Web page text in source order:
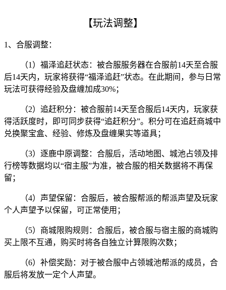
【玩法调整】
1、 合服调整：
（1）福泽追赶状态：被合服服务器在合服前14天至合服
后14天内，玩家将获得“福泽追赶”状态。在此期间，参与日常
玩法可获得经验及盘缠加成30%；
（2）追赶积分：被合服前14天至合服后14天内，玩家获
得活跃度时，即可同步获得“追赶积分”。积分可在追赶商城中
兑换聚宝盒、经验、修炼及盘缠果实等道具；
（3）逐鹿中原调整：合服后，活动地图、城池占领及排
行榜等数据均以“宿主服”为准，被合服的相关数据将不再保
留；
（4） 声望保留：合服后，被合服帮派的帮派声望及玩家
个人声望予以保留，可正常使用；
（5） 商城限购规则：合服后，被合服与宿主服的商城购
买上限不互通，购买时将各自独立计算限购次数；
（6） 补偿奖励：对于被合服中占领城池帮派的成员，合
服后将发放一定个人声望。